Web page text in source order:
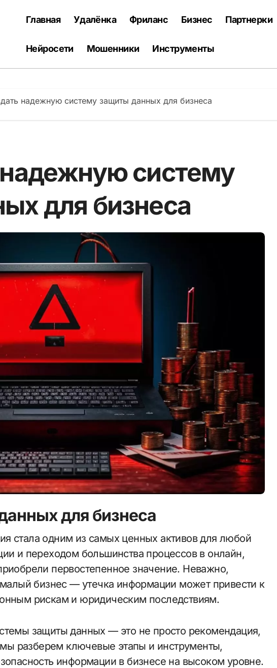
Главная Удалёнка Фриланс Бизнес Партнерки
Нейросети Мошенники Инструменты
надежную систему защиты данных для бизнеса
систему
для бизнеса
для бизнеса
и переходом большинства процессов в онлайн,
первостепенное значение. Неважно,
бизнес — утечка информации может привести к
рискам и юридическим последствиям.
защиты данных — это не просто рекомендация,
мы разберем ключевые этапы и инструменты,
информации в бизнесе на высоком уровне.